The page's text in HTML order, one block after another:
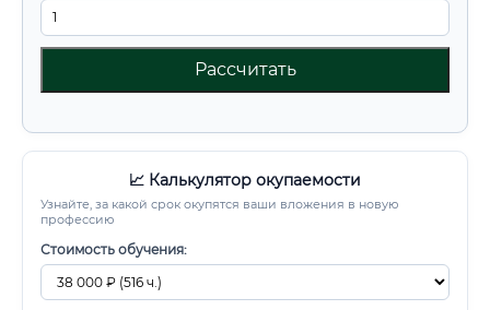
Рассчитать
📈 Калькулятор окупаемости
Узнайте, за какой срок окупятся ваши вложения в новую
профессию
Стоимость обучения: